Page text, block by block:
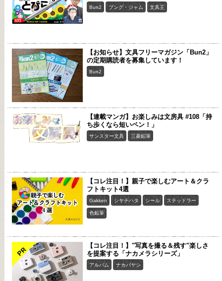
Bun2 ブング・ジャム 文具王
【お知らせ】文具フリーマガジン「Bun2」
の定期購読者を募集しています！
Bun2
【連載マンガ】お楽しみは文房具 #108「持
ち歩くなら短いペン！」
サンスター文具 三菱鉛筆
【コレ注目！】親子で楽しむアート＆クラ
フトキット4選
Gakken シヤチハタ シール ステッドラー
色鉛筆
PR
【コレ注目！】"写真を撮る＆残す"楽しさ
を提案する「ナカメラシリーズ」
アルバム ナカバヤシ